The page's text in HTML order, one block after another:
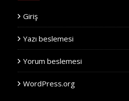
Giriş
Yazı beslemesi
Yorum beslemesi
WordPress.org